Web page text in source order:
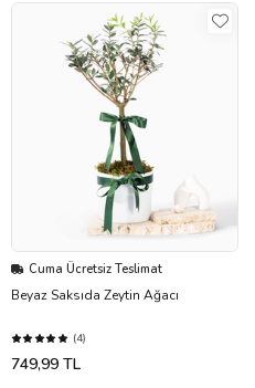
Cuma Ücretsiz Teslimat
Beyaz Saksıda Zeytin Ağacı
(4)
749,99 TL